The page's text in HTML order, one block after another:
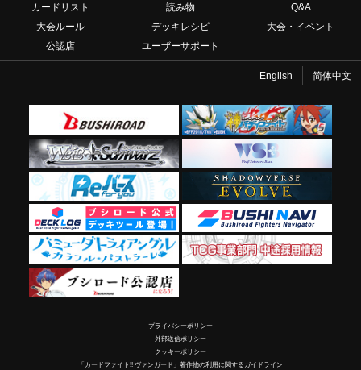
カードリスト
読み物
Q&A
大会ルール
デッキレシピ
大会・イベント
公認店
ユーザーサポート
English 简体中文
プライバシーポリシー
外部送信ポリシー
クッキーポリシー
「カードファイト!! ヴァンガード」著作物の利用に関するガイドライン